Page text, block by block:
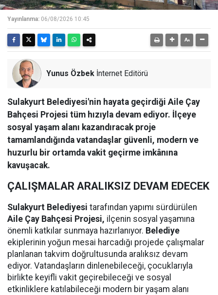
Yayınlanma: 06/08/2026 10:45
Yunus Özbek İnternet Editörü
Sulakyurt Belediyesi'nin hayata geçirdiği Aile Çay
Bahçesi Projesi tüm hızıyla devam ediyor. İlçeye
sosyal yaşam alanı kazandıracak proje
tamamlandığında vatandaşlar güvenli, modern ve
huzurlu bir ortamda vakit geçirme imkânına
kavuşacak.
ÇALIŞMALAR ARALIKSIZ DEVAM EDECEK
Sulakyurt Belediyesi tarafından yapımı sürdürülen
Aile Çay Bahçesi Projesi, ilçenin sosyal yaşamına
önemli katkılar sunmaya hazırlanıyor. Belediye
ekiplerinin yoğun mesai harcadığı projede çalışmalar
planlanan takvim doğrultusunda aralıksız devam
ediyor. Vatandaşların dinlenebileceği, çocuklarıyla
birlikte keyifli vakit geçirebileceği ve sosyal
etkinliklere katılabileceği modern bir yaşam alanı